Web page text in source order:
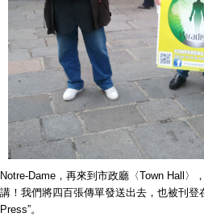
Notre-Dame，再來到市政廳〈Town Hall〉
講！我們將四百張傳單發送出去，也被刊登
Press”。